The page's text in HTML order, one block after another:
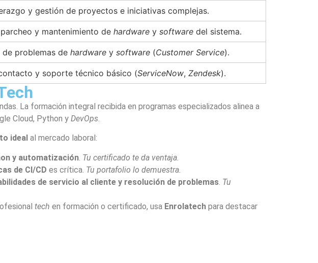
y gestión de proyectos e iniciativas complejas.
y mantenimiento de hardwarey softwaredel sistema.
de problemas de hardwarey software(Customer Service).
y soporte técnico básico (ServiceNow, Zendesk).
La formación integral recibida en programas especializados alinea a
Cloud, Python y DevOps.
ideal al mercado laboral:
y automatización. Tu certificado te da ventaja.
de CI/CD es crítica. Tu portafolio lo demuestra.
de servicio al cliente y resolución de problemas. Tu
tech en formación o certificado, usa Enrolatech para destacar